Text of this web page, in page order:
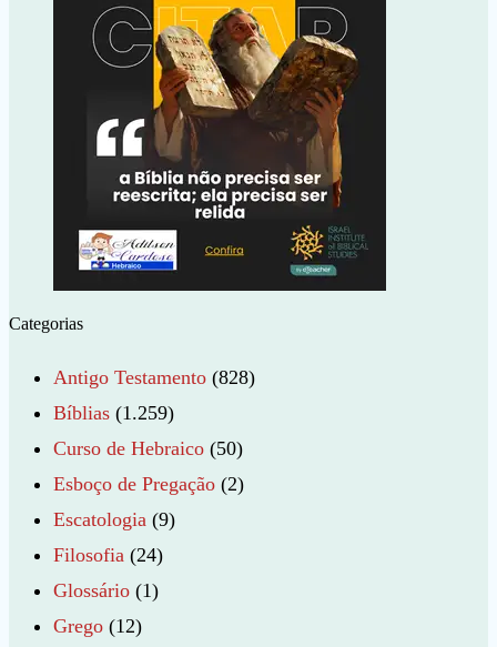
Categorias
Antigo Testamento (828)
Bíblias (1.259)
Curso de Hebraico (50)
Esboço de Pregação (2)
Escatologia (9)
Filosofia (24)
Glossário (1)
Grego (12)